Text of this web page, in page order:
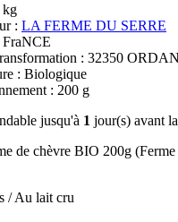
kg
: LA FERME DU SERRE
: 32350
: Biologique
: 200 g
jusqu'à 1 jour(s) avant
/ Au lait cru